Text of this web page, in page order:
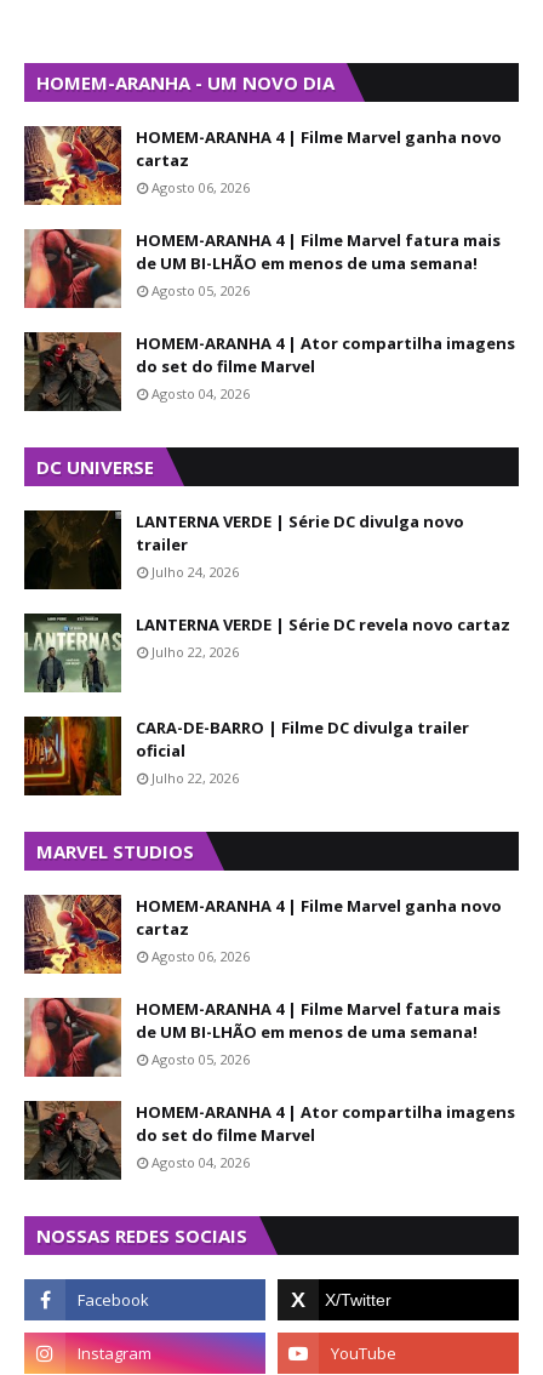
HOMEM-ARANHA - UM NOVO DIA
HOMEM-ARANHA 4 | Filme Marvel ganha novo
cartaz
Agosto 06, 2026
HOMEM-ARANHA 4 | Filme Marvel fatura mais
de UM BI-LHÃO em menos de uma semana!
Agosto 05, 2026
HOMEM-ARANHA 4 | Ator compartilha imagens
do set do filme Marvel
Agosto 04, 2026
DC UNIVERSE
LANTERNA VERDE | Série DC divulga novo
trailer
Julho 24, 2026
LANTERNA VERDE | Série DC revela novo cartaz
Julho 22, 2026
CARA-DE-BARRO | Filme DC divulga trailer
oficial
Julho 22, 2026
MARVEL STUDIOS
HOMEM-ARANHA 4 | Filme Marvel ganha novo
cartaz
Agosto 06, 2026
HOMEM-ARANHA 4 | Filme Marvel fatura mais
de UM BI-LHÃO em menos de uma semana!
Agosto 05, 2026
HOMEM-ARANHA 4 | Ator compartilha imagens
do set do filme Marvel
Agosto 04, 2026
NOSSAS REDES SOCIAIS